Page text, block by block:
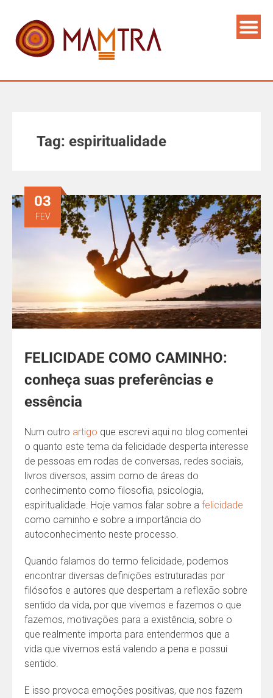
Tag: espiritualidade
FELICIDADE COMO CAMINHO:
conheça suas preferências e
essência
03
FEV
Num outro artigo que escrevi aqui no blog comentei
o quanto este tema da felicidade desperta interesse
de pessoas em rodas de conversas, redes sociais,
livros diversos, assim como de áreas do
conhecimento como filosofia, psicologia,
espiritualidade. Hoje vamos falar sobre a felicidade
como caminho e sobre a importância do
autoconhecimento neste processo.
Quando falamos do termo felicidade, podemos
encontrar diversas definições estruturadas por
filósofos e autores que despertam a reflexão sobre
sentido da vida, por que vivemos e fazemos o que
fazemos, motivações para a existência, sobre o
que realmente importa para entendermos que a
vida que vivemos está valendo a pena e possui
sentido.
E isso provoca emoções positivas, que nos fazem